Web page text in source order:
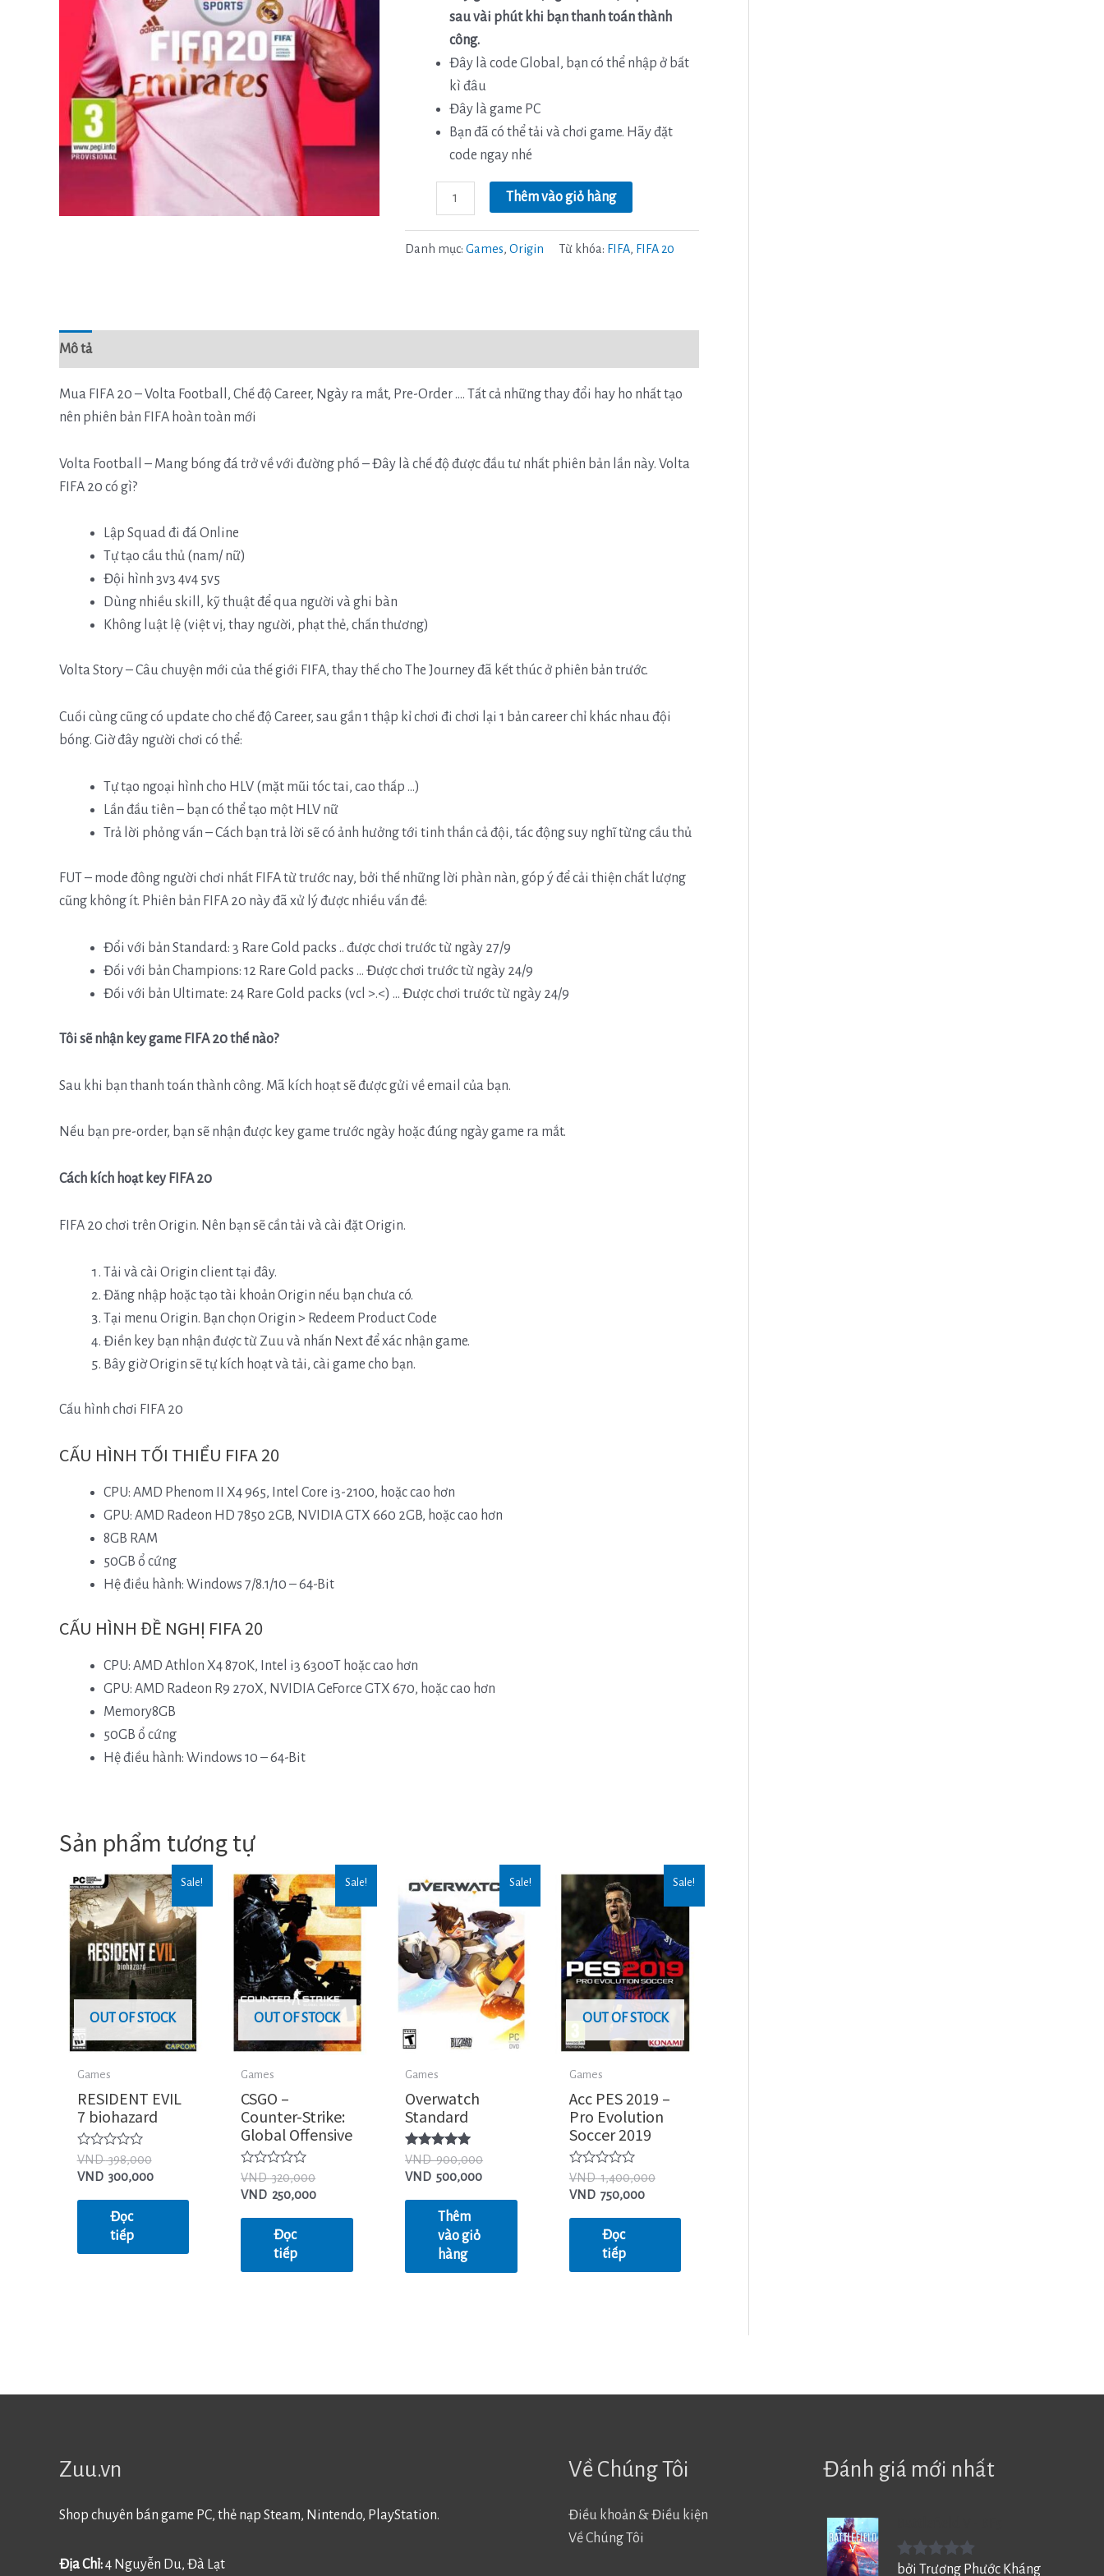
sau vài phút khi bạn thanh toán thành
công.
Đây là code Global, bạn có thể nhập ở bất
kì đâu
Đây là game PC
Bạn đã có thể tải và chơi game. Hãy đặt
code ngay nhé
Thêm vào giỏ hàng
Danh mục: Games, Origin Từ khóa: FIFA, FIFA 20
Mô tả
Mua FIFA 20 – Volta Football, Chế độ Career, Ngày ra mắt, Pre-Order …. Tất cả những thay đổi hay ho nhất tạo
nên phiên bản FIFA hoàn toàn mới
Volta Football – Mang bóng đá trở về với đường phố – Đây là chế độ được đầu tư nhất phiên bản lần này. Volta
FIFA 20 có gì?
Lập Squad đi đá Online
Tự tạo cầu thủ (nam/ nữ)
Đội hình 3v3 4v4 5v5
Dùng nhiều skill, kỹ thuật để qua người và ghi bàn
Không luật lệ (việt vị, thay người, phạt thẻ, chấn thương)
Volta Story – Câu chuyện mới của thế giới FIFA, thay thế cho The Journey đã kết thúc ở phiên bản trước.
Cuối cùng cũng có update cho chế độ Career, sau gần 1 thập kỉ chơi đi chơi lại 1 bản career chỉ khác nhau đội
bóng. Giờ đây người chơi có thể:
Tự tạo ngoại hình cho HLV (mặt mũi tóc tai, cao thấp …)
Lần đầu tiên – bạn có thể tạo một HLV nữ
Trả lời phỏng vấn – Cách bạn trả lời sẽ có ảnh hưởng tới tinh thần cả đội, tác động suy nghĩ từng cầu thủ
FUT – mode đông người chơi nhất FIFA từ trước nay, bởi thế những lời phàn nàn, góp ý để cải thiện chất lượng
cũng không ít. Phiên bản FIFA 20 này đã xử lý được nhiều vấn đề:
Đổi với bản Standard: 3 Rare Gold packs .. được chơi trước từ ngày 27/9
Đối với bản Champions: 12 Rare Gold packs … Được chơi trước từ ngày 24/9
Đối với bản Ultimate: 24 Rare Gold packs (vcl >.<) … Được chơi trước từ ngày 24/9
Tôi sẽ nhận key game FIFA 20 thế nào?
Sau khi bạn thanh toán thành công. Mã kích hoạt sẽ được gửi về email của bạn.
Nếu bạn pre-order, bạn sẽ nhận được key game trước ngày hoặc đúng ngày game ra mắt.
Cách kích hoạt key FIFA 20
FIFA 20 chơi trên Origin. Nên bạn sẽ cần tải và cài đặt Origin.
Tải và cài Origin client tại đây.
Đăng nhập hoặc tạo tài khoản Origin nếu bạn chưa có.
Tại menu Origin. Bạn chọn Origin > Redeem Product Code
Điền key bạn nhận được từ Zuu và nhấn Next để xác nhận game.
Bây giờ Origin sẽ tự kích hoạt và tải, cài game cho bạn.
Cấu hình chơi FIFA 20
CẤU HÌNH TỐI THIỂU FIFA 20
CPU: AMD Phenom II X4 965, Intel Core i3-2100, hoặc cao hơn
GPU: AMD Radeon HD 7850 2GB, NVIDIA GTX 660 2GB, hoặc cao hơn
8GB RAM
50GB ổ cứng
Hệ điều hành: Windows 7/8.1/10 – 64-Bit
CẤU HÌNH ĐỀ NGHỊ FIFA 20
CPU: AMD Athlon X4 870K, Intel i3 6300T hoặc cao hơn
GPU: AMD Radeon R9 270X, NVIDIA GeForce GTX 670, hoặc cao hơn
Memory8GB
50GB ổ cứng
Hệ điều hành: Windows 10 – 64-Bit
Sản phẩm tương tự
Sale!
OUT OF STOCK
Games
RESIDENT EVIL
7 biohazard
Được
xếp
hạng
VND398,000
VND 300,000
Đọc
tiếp
Sale!
OUT OF STOCK
Games
CSGO –
Counter-Strike:
Global Offensive
Được
xếp
hạng
VND320,000
VND 250,000
Đọc
tiếp
Sale!
Games
Overwatch
Standard
Được xếp
hạng
5.00
VND900,000
VND 500,000
Thêm
vào giỏ
hàng
Sale!
OUT OF STOCK
Games
Acc PES 2019 –
Pro Evolution
Soccer 2019
Được
xếp
hạng
VND1,400,000
VND 750,000
Đọc
tiếp
Zuu.vn
Shop chuyên bán game PC, thẻ nạp Steam, Nintendo, PlayStation.
Địa Chỉ:4 Nguyễn Du, Đà Lạt
Về Chúng Tôi
Điều khoản & Điều kiện
Về Chúng Tôi
Đánh giá mới nhất
Được xếp
bởi Trương Phước Kháng